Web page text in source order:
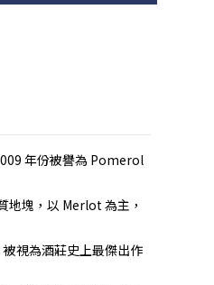
年份被譽為 Pomerol
塊，以 Merlot 為主，
視為酒莊史上最傑出作